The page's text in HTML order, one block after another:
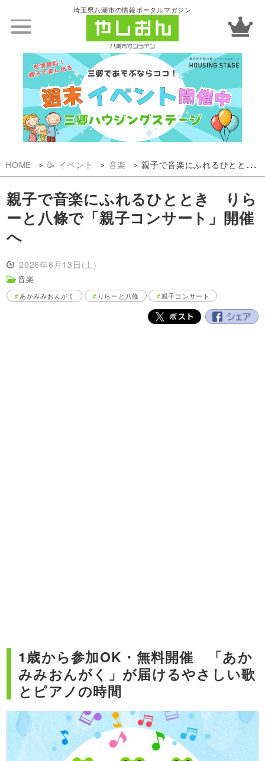
埼玉県八潮市の情報ポータルマガジン
HOME 🥳 イベント 音楽 親子で音楽にふれるひととき りらーと八條で「親子コンサート」開催へ
親子で音楽にふれるひととき りら
ーと八條で「親子コンサート」開催
へ
2026年6月13日(土)
音楽
あかみみおんがく りらーと八條 親子コンサート
1歳から参加OK・無料開催 「あか
みみおんがく」が届けるやさしい歌
とピアノの時間